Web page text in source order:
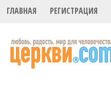
ГЛАВНАЯ РЕГИСТРАЦИЯ